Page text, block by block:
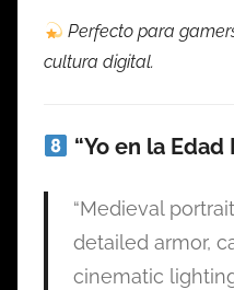
Perfecto para
cultura digital.
“Yo en la Edad
“Medieval
detailed armor,
cinematic